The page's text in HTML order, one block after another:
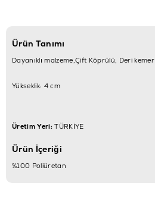
Ürün Tanımı
Dayanıklı malzeme,Çift Köprülü, Deri kemer
Yükseklik: 4 cm
Üretim Yeri:TÜRKİYE
Ürün İçeriği
%100 Poliüretan